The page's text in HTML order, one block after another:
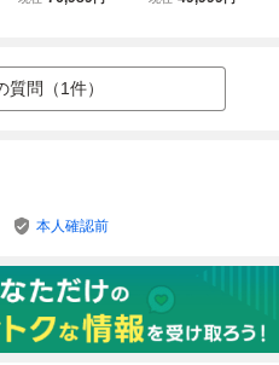
リスタルホワイト
パール 57704CA0
質問（1件）
本人確認前